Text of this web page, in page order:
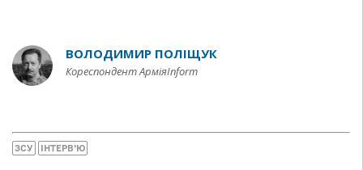
ВОЛОДИМИР ПОЛІЩУК
Кореспондент АрміяInform
ЗСУ ІНТЕРВ’Ю